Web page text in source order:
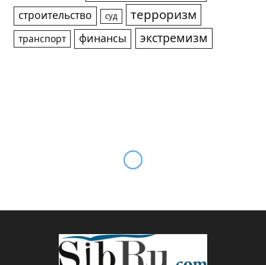
строительство суд терроризм
транспорт финансы экстремизм
кадетского корпуса им.
Куянова появится
ресурсный центр